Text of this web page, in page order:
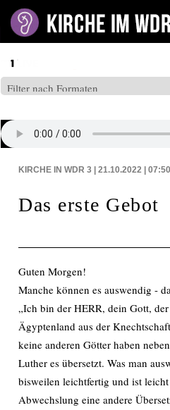
KIRCHE IN WDR 3 | 21.10.2022 | 07:50
Das erste Gebot
Guten Morgen!
Manche können es auswendig -
„Ich bin der HERR, dein Gott,
Ägyptenland aus der
keine anderen Götter haben
Luther es übersetzt. Was man
bisweilen leichtfertig und ist
Abwechslung eine andere